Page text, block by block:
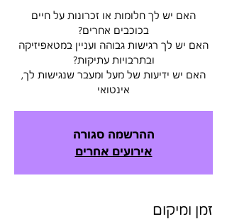
האם יש לך חלומות או זכרונות על חיים
האם יש לך רגישות גבוהה ועניין במטאפיזיקה
האם יש ידיעות של מעל ומעבר שנגישות לך,
אינטואי
ההרשמה סגורה
אירועים אחרים
זמן ומיקום